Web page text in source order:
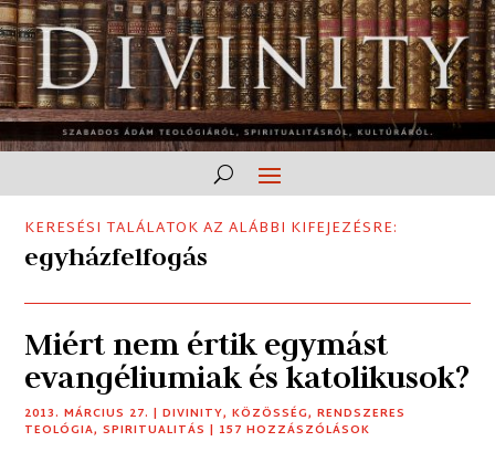
KERESÉSI TALÁLATOK AZ ALÁBBI KIFEJEZÉSRE:
egyházfelfogás
Miért nem értik egymást
evangéliumiak és katolikusok?
2013. MÁRCIUS 27. |DIVINITY,KÖZÖSSÉG,RENDSZERES
TEOLÓGIA,SPIRITUALITÁS | 157 HOZZÁSZÓLÁSOK